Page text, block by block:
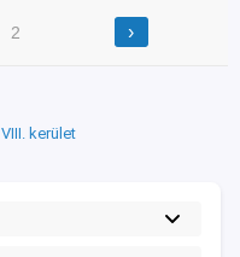
2 ›
VIII. kerület